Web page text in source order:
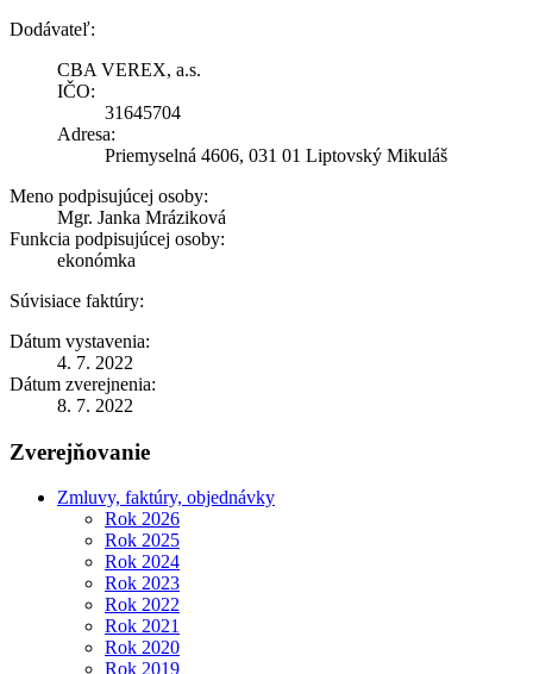
Dodávateľ:
CBA VEREX, a.s.
IČO:
31645704
Adresa:
Priemyselná 4606, 031 01 Liptovský Mikuláš
Meno podpisujúcej osoby:
Mgr. Janka Mráziková
Funkcia podpisujúcej osoby:
ekonómka
Súvisiace faktúry:
Dátum vystavenia:
4. 7. 2022
Dátum zverejnenia:
8. 7. 2022
Zverejňovanie
Zmluvy, faktúry, objednávky
Rok 2026
Rok 2025
Rok 2024
Rok 2023
Rok 2022
Rok 2021
Rok 2020
Rok 2019